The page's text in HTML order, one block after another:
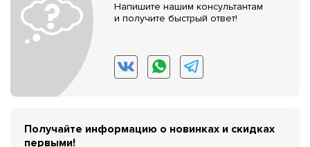
Напишите нашим консультантам
и получите быстрый ответ!
Получайте информацию о новинках и скидках
первыми!